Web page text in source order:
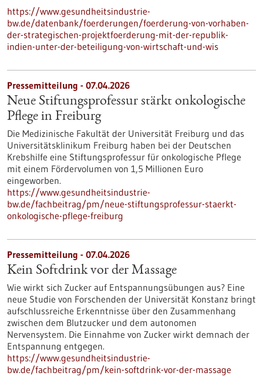
https://www.gesundheitsindustrie-
bw.de/datenbank/foerderungen/foerderung-von-vorhaben-
der-strategischen-projektfoerderung-mit-der-republik-
indien-unter-der-beteiligung-von-wirtschaft-und-wis
Pressemitteilung - 07.04.2026
Neue Stiftungsprofessur stärkt onkologische
Pflege in Freiburg
Die Medizinische Fakultät der Universität Freiburg und das
Universitätsklinikum Freiburg haben bei der Deutschen
Krebshilfe eine Stiftungsprofessur für onkologische Pflege
mit einem Fördervolumen von 1,5 Millionen Euro
eingeworben.
https://www.gesundheitsindustrie-
bw.de/fachbeitrag/pm/neue-stiftungsprofessur-staerkt-
onkologische-pflege-freiburg
Pressemitteilung - 07.04.2026
Kein Softdrink vor der Massage
Wie wirkt sich Zucker auf Entspannungsübungen aus? Eine
neue Studie von Forschenden der Universität Konstanz bringt
aufschlussreiche Erkenntnisse über den Zusammenhang
zwischen dem Blutzucker und dem autonomen
Nervensystem. Die Einnahme von Zucker wirkt demnach der
Entspannung entgegen.
https://www.gesundheitsindustrie-
bw.de/fachbeitrag/pm/kein-softdrink-vor-der-massage